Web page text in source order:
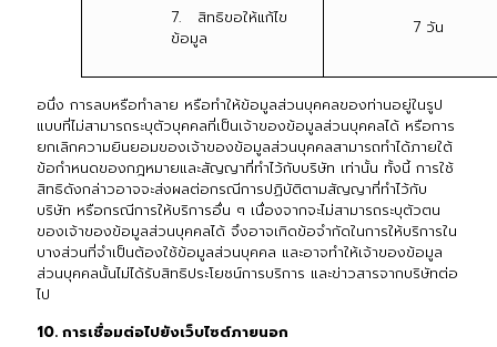
7. สิทธิขอให้แก้ไข
ข้อมูล
7 วัน
อนึ่ง การลบหรือทำลาย หรือทำให้ข้อมูลส่วนบุคคลของท่านอยู่ในรูป
แบบที่ไม่สามารถระบุตัวบุคคลที่เป็นเจ้าของข้อมูลส่วนบุคคลได้ หรือการ
ยกเลิกความยินยอมของเจ้าของข้อมูลส่วนบุคคลสามารถทำได้ภายใต้
ข้อกำหนดของกฎหมายและสัญญาที่ทำไว้กับบริษัท เท่านั้น ทั้งนี้ การใช้
สิทธิดังกล่าวอาจจะส่งผลต่อกรณีการปฏิบัติตามสัญญาที่ทำไว้กับ
บริษัท หรือกรณีการให้บริการอื่น ๆ เนื่องจากจะไม่สามารถระบุตัวตน
ของเจ้าของข้อมูลส่วนบุคคลได้ จึงอาจเกิดข้อจำกัดในการให้บริการใน
บางส่วนที่จำเป็นต้องใช้ข้อมูลส่วนบุคคล และอาจทำให้เจ้าของข้อมูล
ส่วนบุคคลนั้นไม่ได้รับสิทธิประโยชน์การบริการ และข่าวสารจากบริษัทต่อ
ไป
10. การเชื่อมต่อไปยังเว็บไซต์ภายนอก